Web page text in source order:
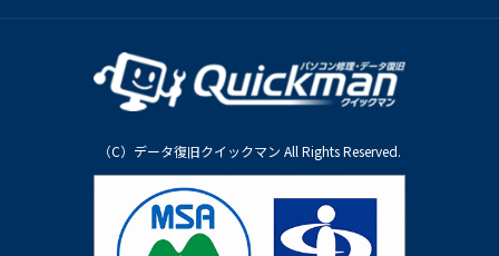
（C）データ復旧クイックマン All Rights Reserved.